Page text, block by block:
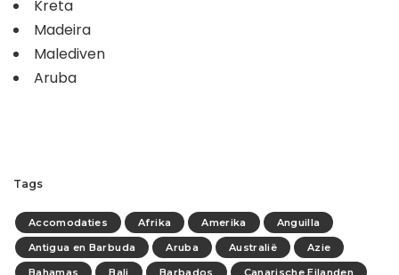
Kreta
Madeira
Malediven
Aruba
Tags
Accomodaties Afrika Amerika
Anguilla
Antigua en Barbuda
Aruba Australië
Azie